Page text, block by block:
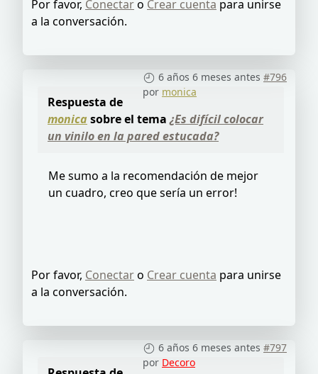
Por favor, Conectaro Crear cuenta para unirse
a la conversación.
6 años 6 meses antes #796
por monica
Respuesta de
monica sobre el tema¿Es difícil colocar
un vinilo en la pared estucada?
Me sumo a la recomendación de mejor
un cuadro, creo que sería un error!
Por favor, Conectaro Crear cuenta para unirse
a la conversación.
6 años 6 meses antes #797
por Decoro